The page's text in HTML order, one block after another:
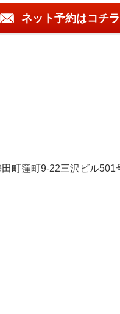
ネット予約はコチラ
町窪町9-22三沢ビル501